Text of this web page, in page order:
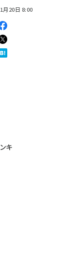
月20日 8:00
キ